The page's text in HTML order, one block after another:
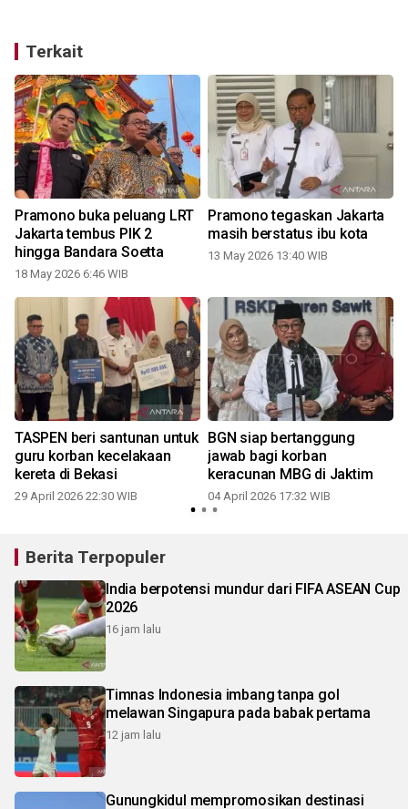
Terkait
Pramono buka peluang LRT
Jakarta tembus PIK 2
hingga Bandara Soetta
18 May 2026 6:46 WIB
Pramono tegaskan Jakarta
masih berstatus ibu kota
13 May 2026 13:40 WIB
TASPEN beri santunan untuk
guru korban kecelakaan
kereta di Bekasi
29 April 2026 22:30 WIB
BGN siap bertanggung
jawab bagi korban
keracunan MBG di Jaktim
04 April 2026 17:32 WIB
Berita Terpopuler
India berpotensi mundur dari FIFA ASEAN Cup
2026
16 jam lalu
Timnas Indonesia imbang tanpa gol
melawan Singapura pada babak pertama
12 jam lalu
Gunungkidul mempromosikan destinasi